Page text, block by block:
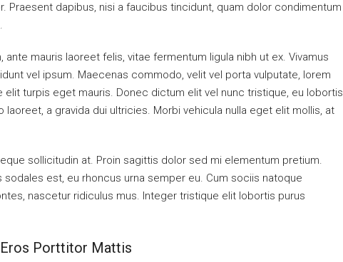
Praesent dapibus, nisi a faucibus tincidunt, quam dolor condimentum
ante mauris laoreet felis, vitae fermentum ligula nibh ut ex. Vivamus
vel ipsum. Maecenas commodo, velit vel porta vulputate, lorem
turpis eget mauris. Donec dictum elit vel nunc tristique, eu lobortis
a gravida dui ultricies. Morbi vehicula nulla eget elit mollis, at
sollicitudin at. Proin sagittis dolor sed mi elementum pretium.
est, eu rhoncus urna semper eu. Cum sociis natoque
nascetur ridiculus mus. Integer tristique elit lobortis purus
Eros Porttitor Mattis